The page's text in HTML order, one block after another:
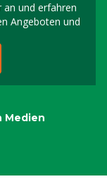
an und erfahren
Angeboten und
Sie sich für
Medien